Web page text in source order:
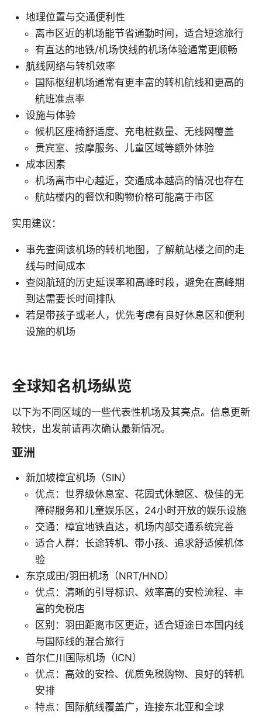
地理位置与交通便利性
离市区近的机场能节省通勤时间，适合短途旅行
有直达的地铁/机场快线的机场体验通常更顺畅
航线网络与转机效率
国际枢纽机场通常有更丰富的转机航线和更高的
航班准点率
设施与体验
候机区座椅舒适度、充电桩数量、无线网覆盖
贵宾室、按摩服务、儿童区域等额外体验
成本因素
机场离市中心越近，交通成本越高的情况也存在
航站楼内的餐饮和购物价格可能高于市区
实用建议：
事先查阅该机场的转机地图，了解航站楼之间的走
线与时间成本
查阅航班的历史延误率和高峰时段，避免在高峰期
到达需要长时间排队
若是带孩子或老人，优先考虑有良好休息区和便利
设施的机场
全球知名机场纵览
以下为不同区域的一些代表性机场及其亮点。信息更新
较快，出发前请再次确认最新情况。
亚洲
新加坡樟宜机场（SIN）
优点：世界级休息室、花园式休憩区、极佳的无
障碍服务和儿童娱乐区，24小时开放的娱乐设施
交通：樟宜地铁直达，机场内部交通系统完善
适合人群：长途转机、带小孩、追求舒适候机体
验
东京成田/羽田机场（NRT/HND）
优点：清晰的引导标识、效率高的安检流程、丰
富的免税店
区别：羽田距离市区更近，适合短途日本国内线
与国际线的混合旅行
首尔仁川国际机场（ICN）
优点：高效的安检、优质免税购物、良好的转机
安排
特点：国际航线覆盖广，连接东北亚和全球